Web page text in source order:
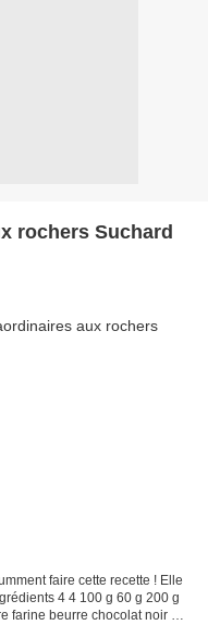
rochers Suchard
faire cette recette ! Elle
4 4 100 g 60 g 200 g
farine beurre chocolat noir 1